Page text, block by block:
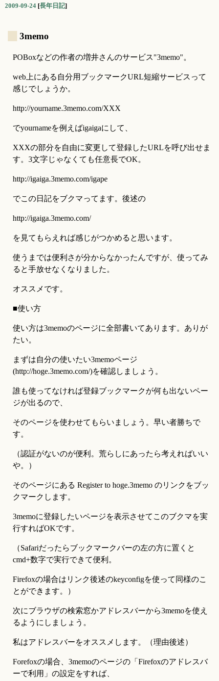
2009-09-24 [長年日記]
3memo
POBoxなどの作者の増井さんのサービス"3memo"。
web上にある自分用ブックマークURL短縮サービスって
感じでしょうか。
http://yourname.3memo.com/XXX
でyournameを例えばigaigaにして、
XXXの部分を自由に変更して登録したURLを呼び出せま
す。3文字じゃなくても任意長でOK。
http://igaiga.3memo.com/igape
でこの日記をブクマってます。後述の
http://igaiga.3memo.com/
を見てもらえれば感じがつかめると思います。
使うまでは便利さが分からなかったんですが、使ってみ
ると手放せなくなりました。
オススメです。
■使い方
使い方は3memoのページに全部書いてあります。ありが
たい。
まずは自分の使いたい3memoページ
(http://hoge.3memo.com/)を確認しましょう。
誰も使ってなければ登録ブックマークが何も出ないペー
ジが出るので、
そのページを使わせてもらいましょう。早い者勝ちで
す。
（認証がないのが便利。荒らしにあったら考えればいい
や。）
そのページにある Register to hoge.3memo のリンクをブッ
クマークします。
3memoに登録したいページを表示させてこのブクマを実
行すればOKです。
（Safariだったらブックマークバーの左の方に置くと
cmd+数字で実行できて便利。
Firefoxの場合はリンク後述のkeyconfigを使って同様のこ
とができます。）
次にブラウザの検索窓かアドレスバーから3memoを使え
るようにしましょう。
私はアドレスバーをオススメします。（理由後述）
Forefoxの場合、3memoのページの「Firefoxのアドレスバ
ーで利用」の設定をすれば、